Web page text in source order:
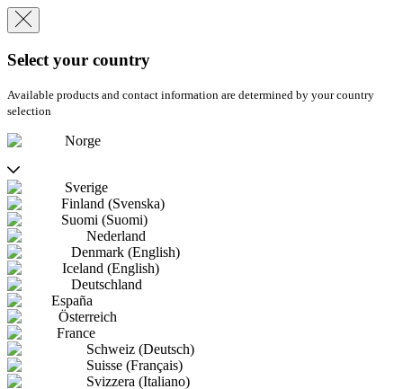
Select your country
Available products and contact information are determined by your country
selection
Norge
Sverige
Finland (Svenska)
Suomi (Suomi)
Nederland
Denmark (English)
Iceland (English)
Deutschland
España
Österreich
France
Schweiz (Deutsch)
Suisse (Français)
Svizzera (Italiano)